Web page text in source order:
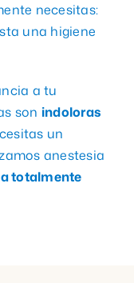
necesitas:
una higiene
a tu
son indoloras
un
anestesia
totalmente